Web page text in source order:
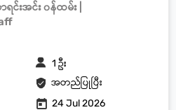
ရင်းအင်း ၀န်ထမ်း |
အတည်ပြုပြီး
1 ဦး
24 Jul 2026